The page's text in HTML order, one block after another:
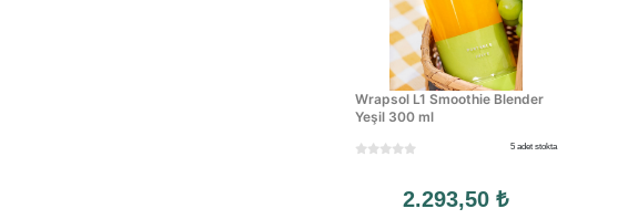
Wrapsol L1 Smoothie Blender
Yeşil 300 ml
5 adet stokta
2.293,50 ₺